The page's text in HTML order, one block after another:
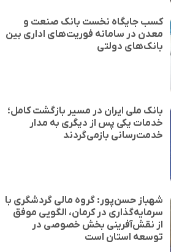
کسب جایگاه نخست بانک صنعت و
معدن در سامانه فوریت‌های اداری بین
بانک‌های دولتی
بانک ملی ایران در مسیر بازگشت کامل؛
خدمات یکی پس از دیگری به مدار
خدمت‌رسانی بازمی‌گردند
شهباز حسن‌پور: گروه مالی گردشگری با
سرمایه‌گذاری در کرمان، الگویی موفق
از نقش‌آفرینی بخش خصوصی در
توسعه استان است